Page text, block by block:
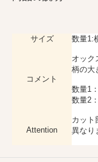
サイズ 数量1:
コメント
オック
柄の大
数量1
数量2
Attention
カット
異なり